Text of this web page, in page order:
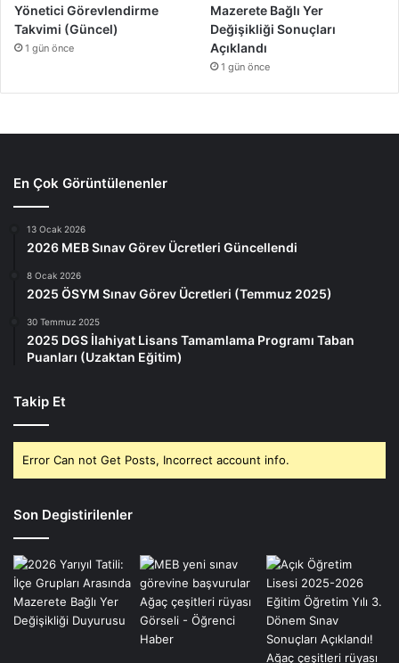
Yönetici Görevlendirme
Takvimi (Güncel)
1 gün önce
Mazerete Bağlı Yer
Değişikliği Sonuçları
Açıklandı
1 gün önce
En Çok Görüntülenenler
13 Ocak 2026
2026 MEB Sınav Görev Ücretleri Güncellendi
8 Ocak 2026
2025 ÖSYM Sınav Görev Ücretleri (Temmuz 2025)
30 Temmuz 2025
2025 DGS İlahiyat Lisans Tamamlama Programı Taban
Puanları (Uzaktan Eğitim)
Takip Et
Error Can not Get Posts, Incorrect account info.
Son Degistirilenler